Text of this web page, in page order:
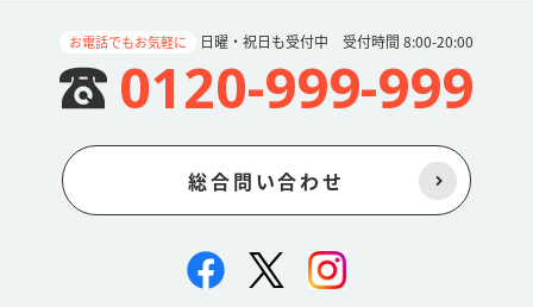
稿した内容を、当社のウェブサイト内や当該第三者が運営するウェ
ブサイトへのコンテンツ提供その他の様々な方法で利用する場合が
ございます。また、ご利用者は、本条項に具体的に記載された場合
込み内容を利用する場合には、著作権法上の著作者人格権（公表
権・氏名表示権・同一性保持権）を行使しないものとします。
04当社または当社から再利用許諾を受けた第三者が、ご利用者が投
稿した内容を利用する場合には、地域制限その他付随条件を付けな
が存続する限り継続するものとし、著作権使用料、ロイヤリティ等
の対価は一切発生しないものとします。
お電話でもお気軽に 日曜・祝日も受付中 受付時間 8:00-20:00
0120-999-999
総合問い合わせ